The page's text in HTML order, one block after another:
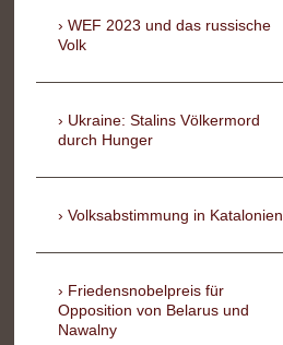
WEF 2023 und das russische
Volk
Ukraine: Stalins Völkermord
durch Hunger
Volksabstimmung in Katalonien
Friedensnobelpreis für
Opposition von Belarus und
Nawalny